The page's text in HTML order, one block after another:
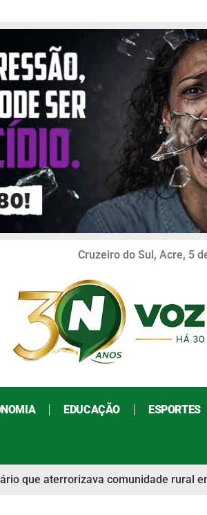
Cruzeiro do Sul, Acre, 5
EDUCAÇÃO ESPORTES
que aterrorizava comunidade rural